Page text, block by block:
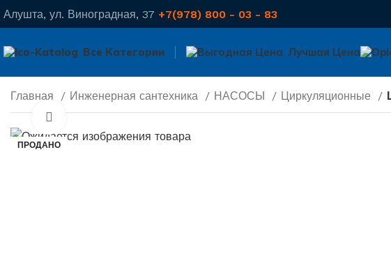
Алушта, ул. Виноградная, 37 +7(978) 800 - 03 - 83
Все Категории Лучшая Цена
Главная Инженерная сантехника НАСОСЫ Циркуляционные
ПРОДАНО
Нажмите, чтобы увеличить